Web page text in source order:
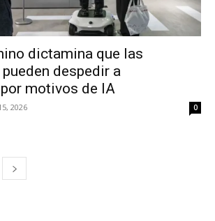
dictamina que las
despedir a
motivos de IA
2026 0